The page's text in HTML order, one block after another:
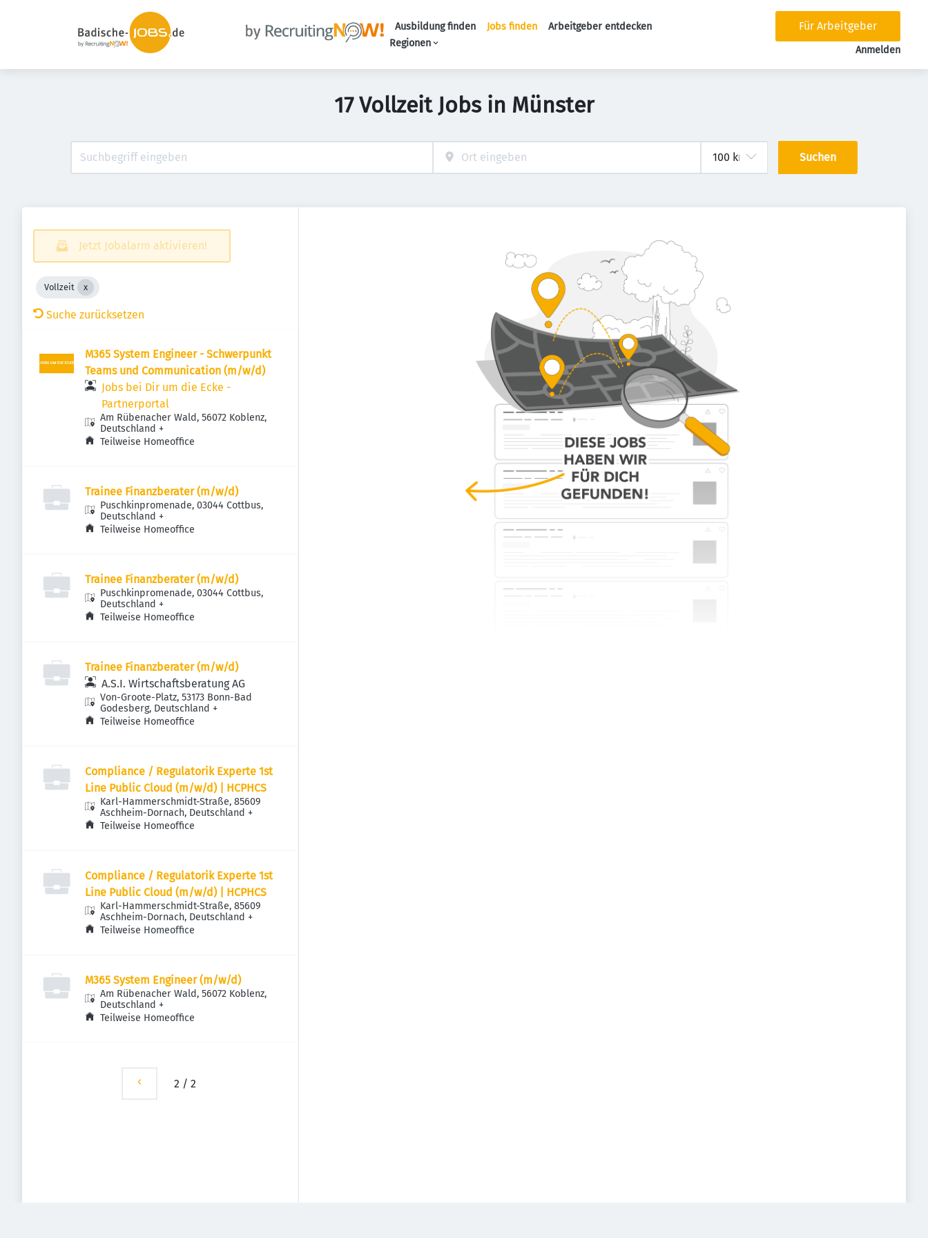
Ausbildung finden Jobs finden
Arbeitgeber entdecken
Regionen
Für Arbeitgeber
Anmelden
17 Vollzeit Jobs in Münster
Suchen
Jetzt Jobalarm aktivieren!
Vollzeit
Suche zurücksetzen
M365 System Engineer - Schwerpunkt
Teams und Communication (m/w/d)
Jobs bei Dir um die Ecke -
Partnerportal
Am Rübenacher Wald, 56072 Koblenz,
Deutschland +
Teilweise Homeoffice
Trainee Finanzberater (m/w/d)
Puschkinpromenade, 03044 Cottbus,
Deutschland +
Teilweise Homeoffice
Trainee Finanzberater (m/w/d)
Puschkinpromenade, 03044 Cottbus,
Deutschland +
Teilweise Homeoffice
Trainee Finanzberater (m/w/d)
A.S.I. Wirtschaftsberatung AG
Von-Groote-Platz, 53173 Bonn-Bad
Godesberg, Deutschland +
Teilweise Homeoffice
Compliance / Regulatorik Experte 1st
Line Public Cloud (m/w/d) | HCPHCS
Karl-Hammerschmidt-Straße, 85609
Aschheim-Dornach, Deutschland +
Teilweise Homeoffice
Compliance / Regulatorik Experte 1st
Line Public Cloud (m/w/d) | HCPHCS
Karl-Hammerschmidt-Straße, 85609
Aschheim-Dornach, Deutschland +
Teilweise Homeoffice
M365 System Engineer (m/w/d)
Am Rübenacher Wald, 56072 Koblenz,
Deutschland +
Teilweise Homeoffice
2 / 2